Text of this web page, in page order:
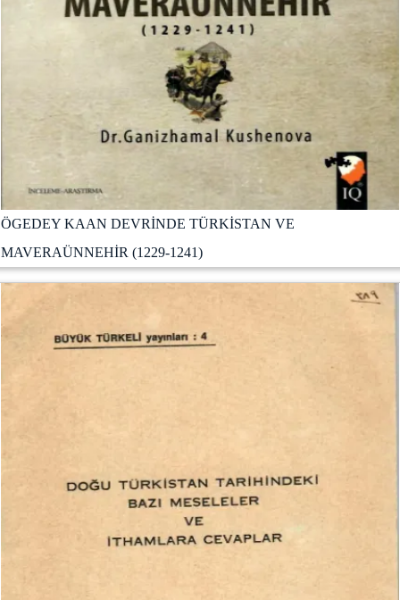
ÖGEDEY KAAN DEVRİNDE TÜRKİSTAN VE
MAVERAÜNNEHİR (1229-1241)